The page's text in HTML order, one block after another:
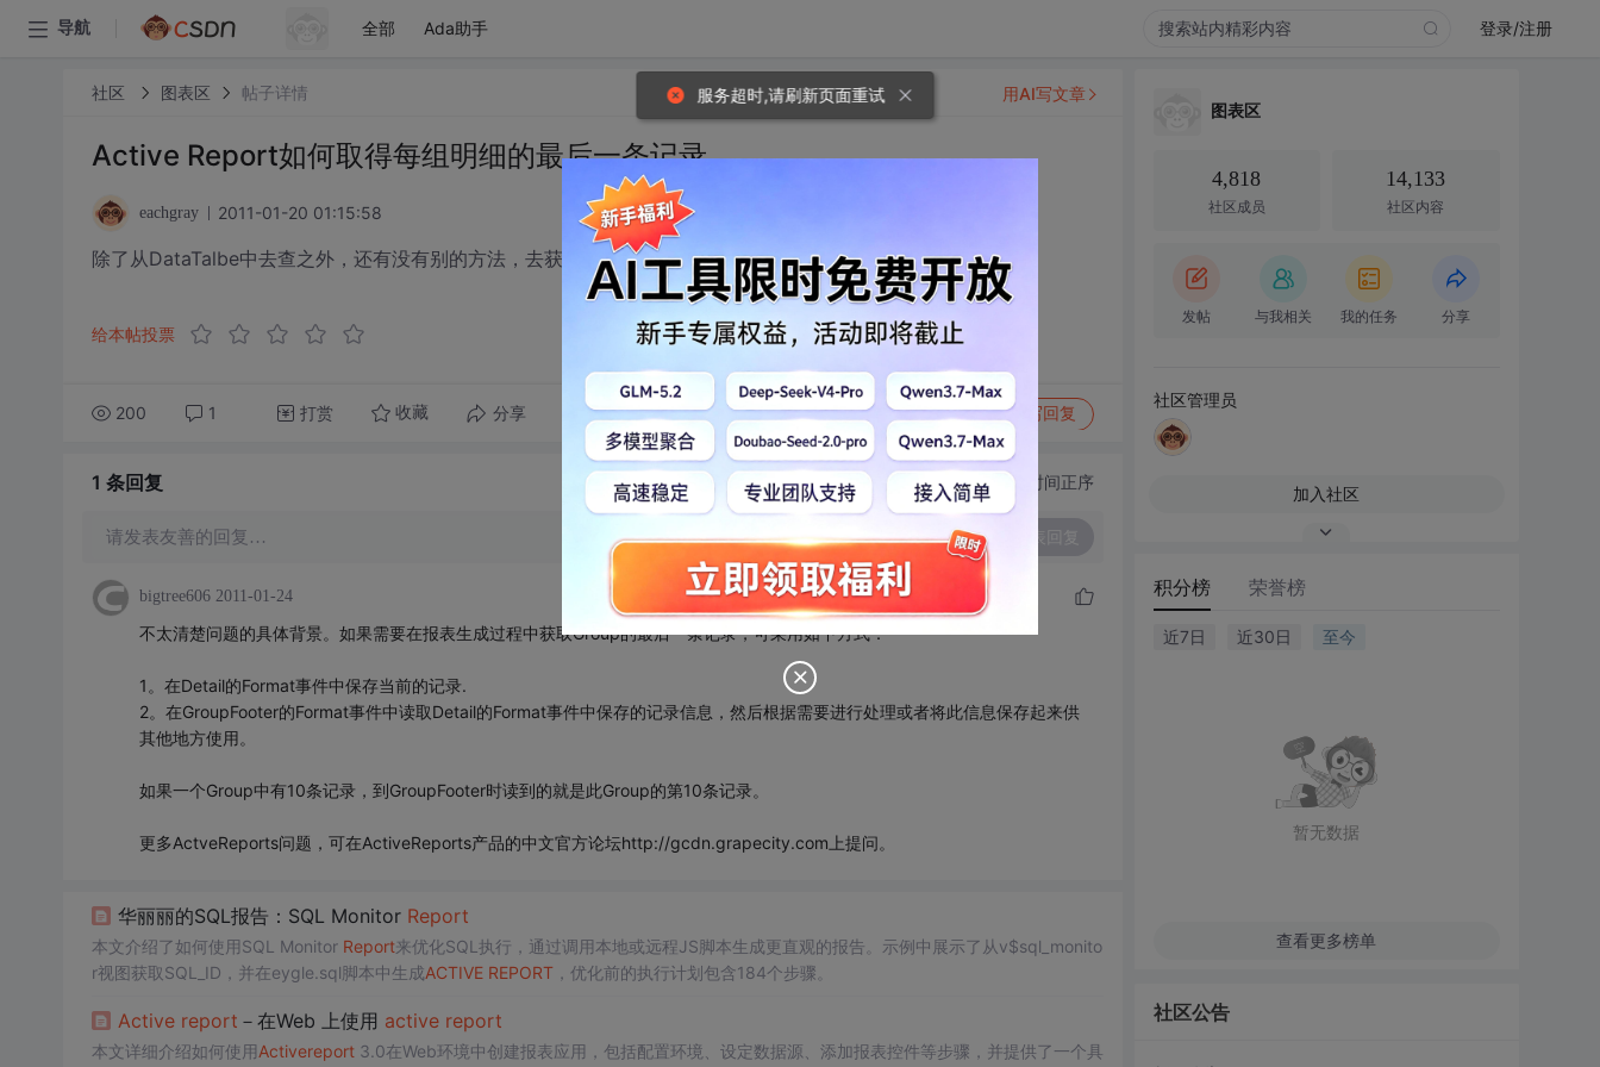
导航 全部 Ada助手 登录/注册
社区 图表区 帖子详情
Active Report如何取得每组明细的最后一条记录
eachgray 2011-01-20 01:15:58
除了从DataTalbe中去查之外，还有没有别的方法，去获得每一个Group的最后一条记录？
给本帖投票
200 1 打赏 收藏 分享 转发到动态 举报 写回复
用AI写文章
1 条回复 切换为时间正序
请发表友善的回复…
bigtree606 2011-01-24
不太清楚问题的具体背景。如果需要在报表生成过程中获取Group的最后一条记录，可采用如下方式：
1。在Detail的Format事件中保存当前的记录.
2。在GroupFooter的Format事件中读取Detail的Format事件中保存的记录信息，然后根据需要进行处理或者将此信息保存起来供
其他地方使用。
如果一个Group中有10条记录，到GroupFooter时读到的就是此Group的第10条记录。
更多ActveReports问题，可在ActiveReports产品的中文官方论坛http://gcdn.grapecity.com上提问。
华丽丽的SQL报告：SQL Monitor Report
本文介绍了如何使用SQL Monitor Report来优化SQL执行，通过调用本地或远程JS脚本生成更直观的报告。示例中展示了从v$sql_monito
r视图获取SQL_ID，并在eygle.sql脚本中生成ACTIVE REPORT，优化前的执行计划包含184个步骤。
Active report －在Web 上使用 active report
本文详细介绍如何使用Activereport3.0在Web环境中创建报表应用，包括配置环境、设定数据源、添加报表控件等步骤，并提供了一个具
图表区
4,818
社区成员
14,133
社区内容
发帖 与我相关 我的任务 分享
社区管理员
加入社区
积分榜 荣誉榜
近7日 近30日 至今
暂无数据
查看更多榜单
社区公告
服务超时,请刷新页面重试